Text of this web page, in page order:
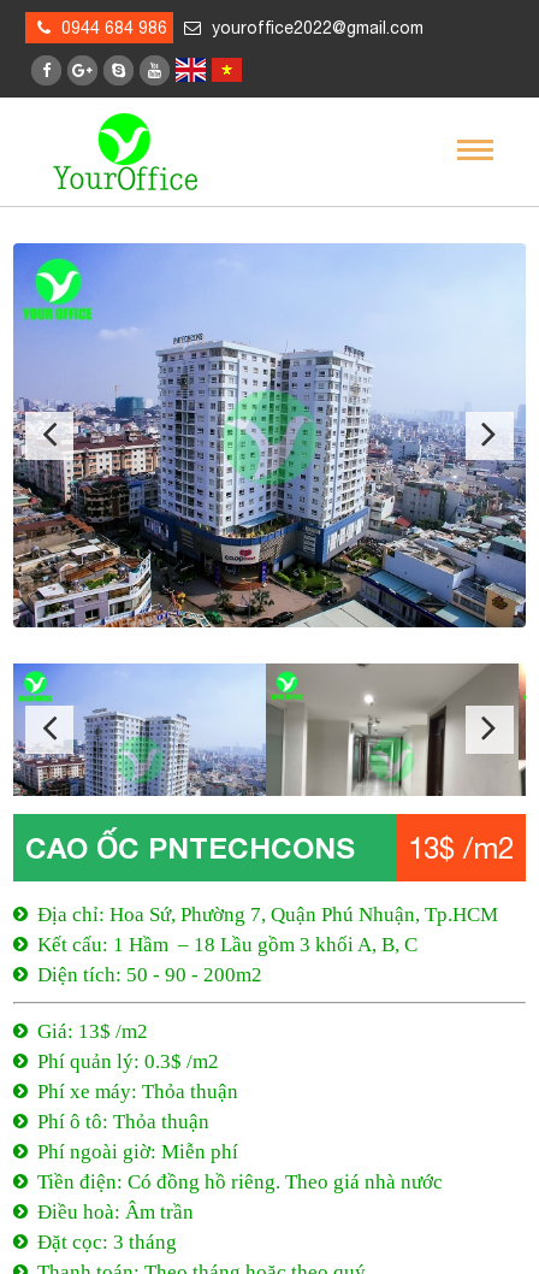
0944 684 986 youroffice2022@gmail.com
CAO ỐC PNTECHCONS 13$ /m2
Địa chỉ: Hoa Sứ, Phường 7, Quận Phú Nhuận, Tp.HCM
Kết cấu: 1 Hầm – 18 Lầu gồm 3 khối A, B, C
Diện tích: 50 - 90 - 200m2
Giá: 13$ /m2
Phí quản lý: 0.3$ /m2
Phí xe máy: Thỏa thuận
Phí ô tô: Thỏa thuận
Phí ngoài giờ: Miễn phí
Tiền điện: Có đồng hồ riêng. Theo giá nhà nước
Điều hoà: Âm trần
Đặt cọc: 3 tháng